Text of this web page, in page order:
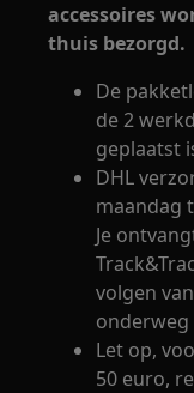
accessoires
thuis bezorgd.
De
de 2
geplaatst
DHL
maandag
Je
volgen
onderweg
Let op,
50 euro,